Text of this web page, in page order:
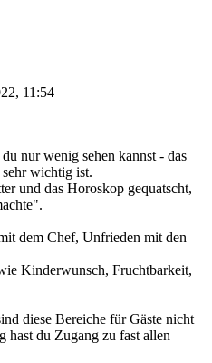
11:54
nur wenig sehen kannst - das
sehr wichtig ist.
und das Horoskop gequatscht,
dem Chef, Unfrieden mit den
Kinderwunsch, Fruchtbarkeit,
diese Bereiche für Gäste nicht
hast du Zugang zu fast allen